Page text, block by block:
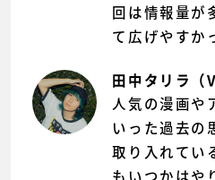
回は情報量が
て広げやすか
田中タリラ
人気の漫画や
いった過去の
取り入れてい
もいつかはや